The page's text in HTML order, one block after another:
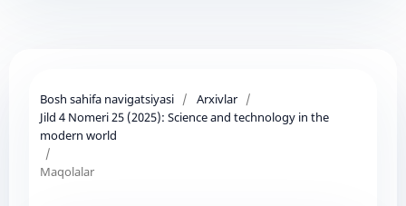
Bosh sahifa navigatsiyasi / Arxivlar /
Jild 4 Nomeri 25 (2025): Science and technology in the
modern world
/
Maqolalar